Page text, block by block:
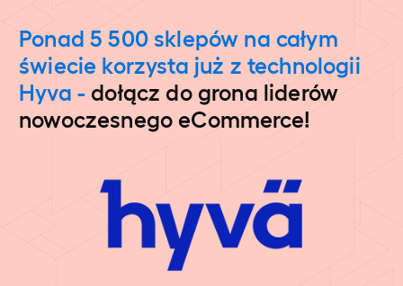
Ponad 5 500 sklepów na całym
świecie korzysta już z technologii
Hyva - dołącz do grona liderów
nowoczesnego eCommerce!